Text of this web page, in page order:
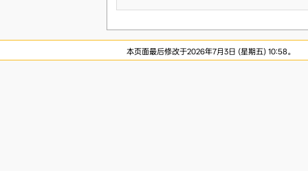
本页面最后修改于2026年7月3日 (星期五) 10:58。